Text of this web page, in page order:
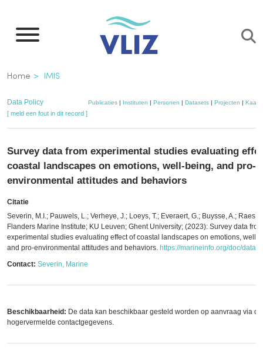
naar
inhoud
gaan
Kruimelpad
Home IMIS
Data Policy Publicaties| Instituten | Personen | Datasets| Projecten |
[ meld een fout in dit record ]
Survey data from experimental studies evaluating
coastal landscapes on emotions, well-being, and pro-
environmental attitudes and behaviors
Citatie
Severin, M.I.; Pauwels, L.; Verheye, J.; Loeys, T.; Everaert, G.; Buysse, A.; Raes,
Flanders Marine Institute; KU Leuven; Ghent University; (2023): Survey data from
experimental studies evaluating effect of coastal landscapes on emotions, well-
and pro-environmental attitudes and behaviors. https://marineinfo.org/doc/
Contact: Severin, Marine
Beschikbaarheid: De data kan beschikbaar gesteld worden op aanvraag via de
hogervermelde contactgegevens.